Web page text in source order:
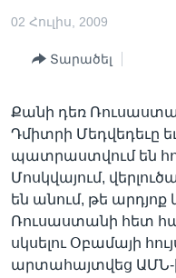
բովանդակություն
IN ENGLISH
ՄԵՐ ՄԱՍԻՆ
«ԱՄԵՐԻԿԱՅԻ
ԿԱՊ ՄԵԶ ՀԵՏ
ՈՒԿՐԱԻՆԱԿԱՆ
Learning English
ՀԵՏԵՒԵՔ ՄԵԶ
02 Հուլիս, 2009
Տարածել
Քանի դեռ
Դմիտրի Մեդվեդեւը
պատրաստվում են
Մոսկվայում,
են անում, թե
Ռուսաստանի հետ
սկսելու Օբամայի
արտահայտվեց